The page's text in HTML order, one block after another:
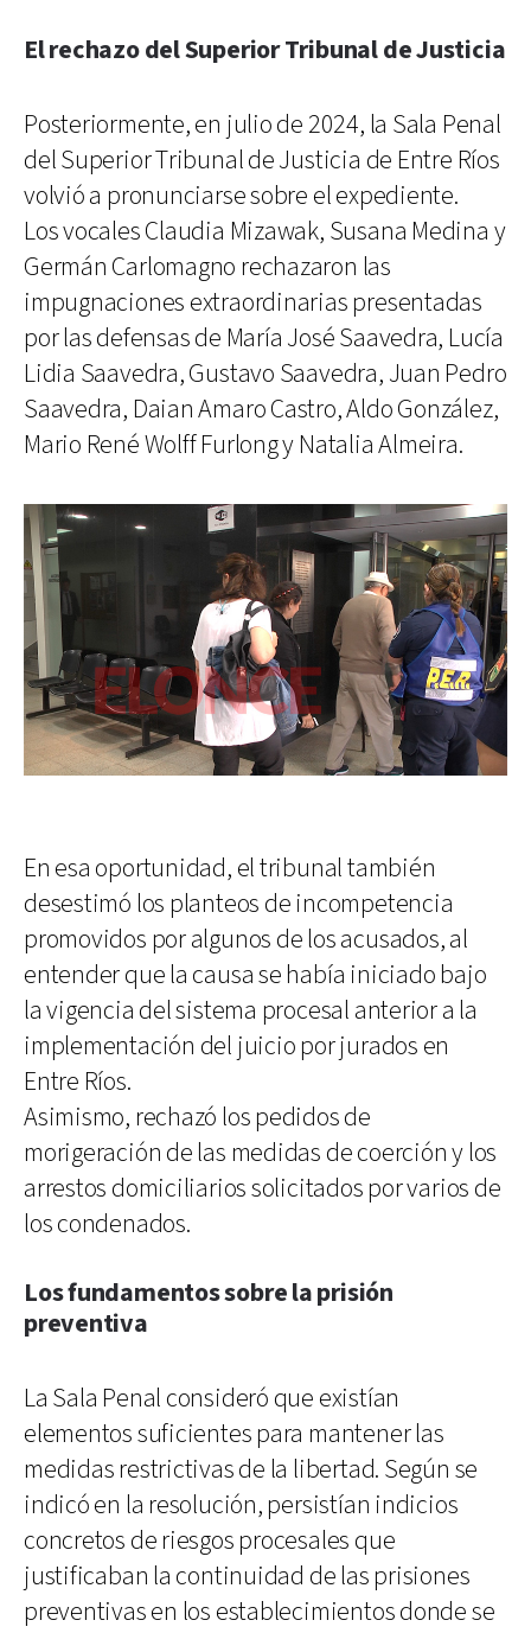
El rechazo del Superior Tribunal de Justicia
Posteriormente, en julio de 2024, la Sala Penal
del Superior Tribunal de Justicia de Entre Ríos
volvió a pronunciarse sobre el expediente.
Los vocales Claudia Mizawak, Susana Medina y
Germán Carlomagno rechazaron las
impugnaciones extraordinarias presentadas
por las defensas de María José Saavedra, Lucía
Lidia Saavedra, Gustavo Saavedra, Juan Pedro
Saavedra, Daian Amaro Castro, Aldo González,
Mario René Wolff Furlong y Natalia Almeira.
En esa oportunidad, el tribunal también
desestimó los planteos de incompetencia
promovidos por algunos de los acusados, al
entender que la causa se había iniciado bajo
la vigencia del sistema procesal anterior a la
implementación del juicio por jurados en
Entre Ríos.
Asimismo, rechazó los pedidos de
morigeración de las medidas de coerción y los
arrestos domiciliarios solicitados por varios de
los condenados.
Los fundamentos sobre la prisión
preventiva
La Sala Penal consideró que existían
elementos suficientes para mantener las
medidas restrictivas de la libertad. Según se
indicó en la resolución, persistían indicios
concretos de riesgos procesales que
justificaban la continuidad de las prisiones
preventivas en los establecimientos donde se